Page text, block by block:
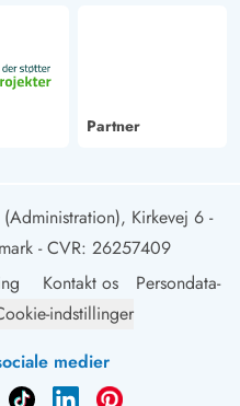
Partner
Kirkevej 6 -
- CVR: 26257409
Kontakt os
Persondata-
indstillinger
medier